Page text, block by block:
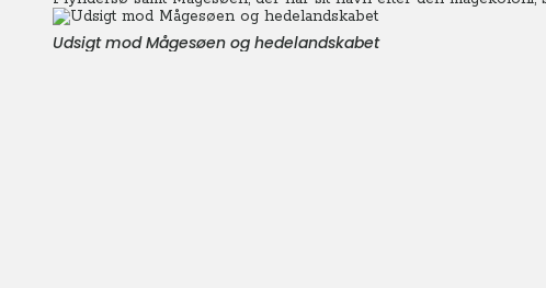
Udsigt mod Mågesøen og hedelandskabet